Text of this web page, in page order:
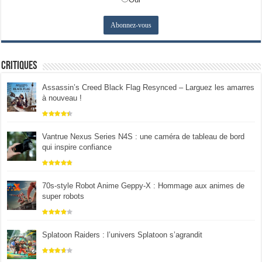
Critiques
Assassin’s Creed Black Flag Resynced – Larguez les amarres
à nouveau !
Vantrue Nexus Series N4S : une caméra de tableau de bord
qui inspire confiance
70s-style Robot Anime Geppy-X : Hommage aux animes de
super robots
Splatoon Raiders : l’univers Splatoon s’agrandit